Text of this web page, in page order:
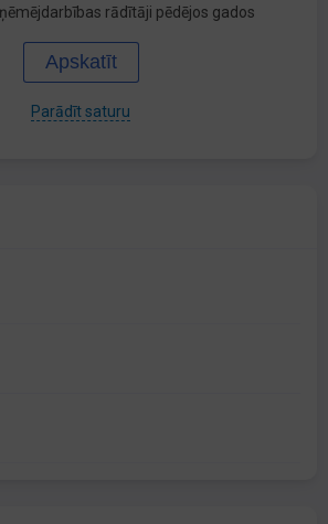
rādītāji pēdējos gados
Apskatīt
Parādīt saturu